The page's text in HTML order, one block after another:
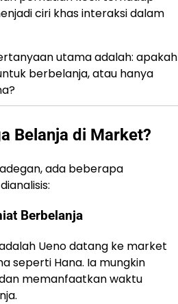
ciri khas interaksi dalam
utama adalah: apakah
berbelanja, atau hanya
Belanja di Market?
ada beberapa
Berbelanja
Ueno datang ke market
seperti Hana. Ia mungkin
memanfaatkan waktu